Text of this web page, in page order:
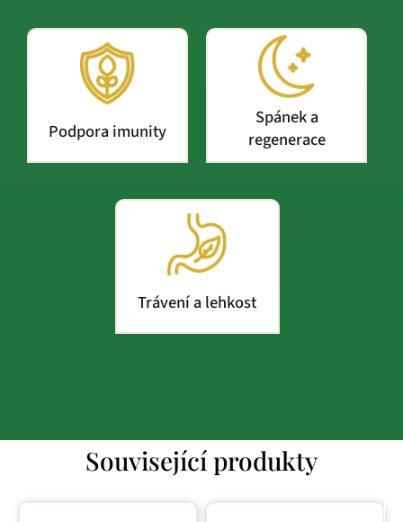
Podpora imunity
Spánek a
regenerace
Trávení a lehkost
Související produkty